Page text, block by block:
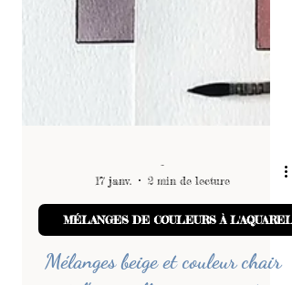
17 janv.
2 min de lecture
MÉLANGES DE COULEURS À